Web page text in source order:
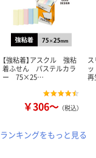
【強粘着】アスクル 強粘
着ふせん パステルカラ
ー 75×25…
￥306～ （税込）
ランキングをもっと見る